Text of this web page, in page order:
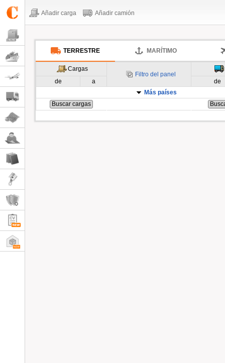
Añadir carga Añadir camión
TERRESTRE MARÍTIMO
Cargas
Filtro del panel
de
a
de
Más países